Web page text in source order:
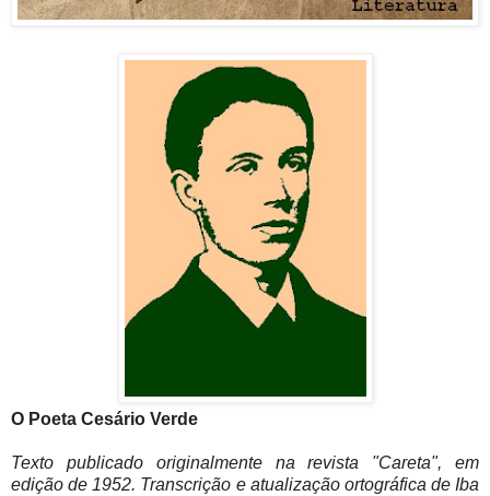
O Poeta Cesário Verde
Texto publicado originalmente na revista "Careta", em
edição de 1952. Transcrição e atualização ortográfica de Iba